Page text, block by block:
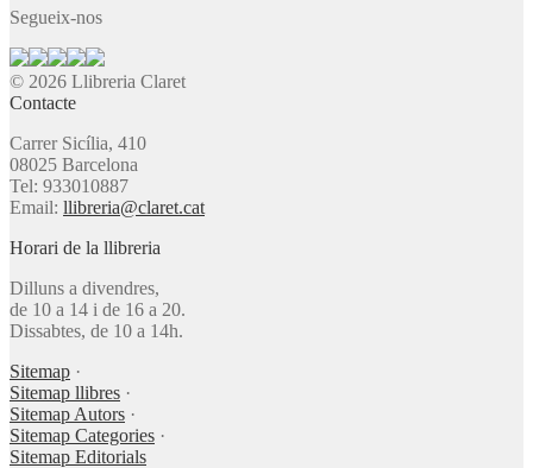
Segueix-nos
© 2026 Llibreria Claret
Contacte
Carrer Sicília, 410
08025 Barcelona
Tel: 933010887
Email: llibreria@claret.cat
Horari de la llibreria
Dilluns a divendres,
de 10 a 14 i de 16 a 20.
Dissabtes, de 10 a 14h.
Sitemap ·
Sitemap llibres ·
Sitemap Autors ·
Sitemap Categories ·
Sitemap Editorials